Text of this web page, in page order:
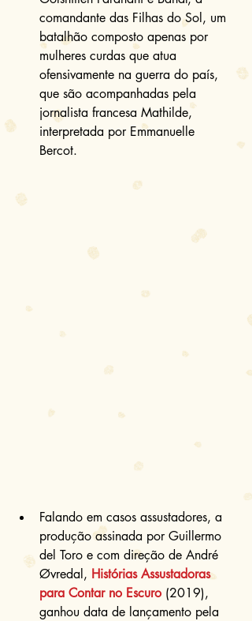
comandante das Filhas do Sol, um
batalhão composto apenas por
mulheres curdas que atua
ofensivamente na guerra do país,
que são acompanhadas pela
jornalista francesa Mathilde,
interpretada por Emmanuelle
Bercot.
Falando em casos assustadores, a
produção assinada por Guillermo
del Toro e com direção de André
Øvredal, Histórias Assustadoras
para Contar no Escuro (2019),
ganhou data de lançamento pela